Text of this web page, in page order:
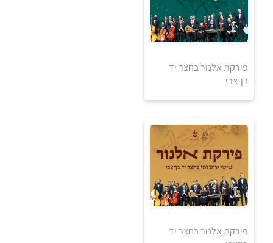
למידע ולרכישה
אזל מהמלאי
פירקת אלנור בחצר יד
בן־צבי
פירקת אלנור בחצר יד